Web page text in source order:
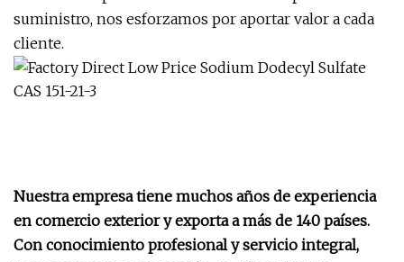
suministro, nos esforzamos por aportar valor a cada
cliente.
Nuestra empresa tiene muchos años de experiencia
en comercio exterior y exporta a más de 140 países.
Con conocimiento profesional y servicio integral,